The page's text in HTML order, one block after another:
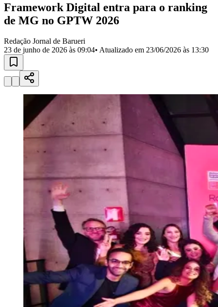
Selecione sua região Para notícias da sua região
JubranBelvalBethavilleBoa
VistaCalifórnia CarapicuíbaCentroChácaras MarcoCidades da
Região
Militar
Califórnia Jardim dos Altos
Esperança Jardim Graziela
Jardim Paraíso Jardim Paulista Jardim Reginalice
Jardim São Pedro Jardim São Silvestre Jardim Silveira
Jardim Tupanci Nova Aldeinha OsascoParque dos
Camargos
Parque Imperial Parque Viana
do Bom JesusRecanto PhrynéaSantana de
Vila BarrosVila Boa VistaVila
Vila Engenho Novo Vila Márcia
Vila Nossa Sra. da
Anuncie no Portal
Guia de Empresas
Divulgar Vagas
Publicidade Legal
Negócios Regionais
Turismo
Segurança Regional
Hospitais Estaduais
Parques & Represas
Cidades da Região
Santana de Parnaíba
Carapicuíba JandiraItapeviCotia
Pirapora
AraçariguamaCajamarCaieirasFranco da
Framework Digital entra para o ranking
de MG no GPTW 2026
Redação Jornal de Barueri
23 de junho de 2026 às 09:04• Atualizado em 23/06/2026 às 13:30